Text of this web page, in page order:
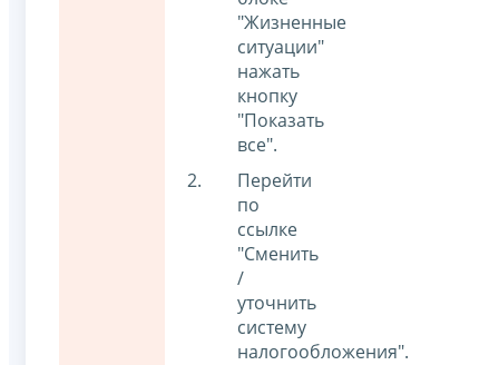
"Жизненные
ситуации"
нажать
кнопку
"Показать
все".
Перейти
по
ссылке
"Сменить
/
уточнить
систему
налогообложения".